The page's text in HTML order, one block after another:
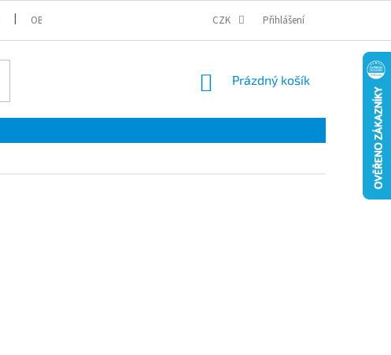
OBCHODNÍ PODMÍNKY PODMÍNKY OCHRANY OSOBNÍCH ÚDAJŮ
CZK Přihlášení
NÁKUPNÍ
Prázdný košík